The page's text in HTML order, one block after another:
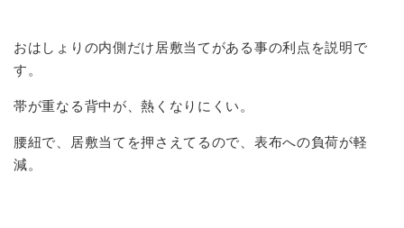
おはしょりの内側だけ居敷当てがある事の利点を説明で
す。
帯が重なる背中が、熱くなりにくい。
腰紐で、居敷当てを押さえてるので、表布への負荷が軽
減。